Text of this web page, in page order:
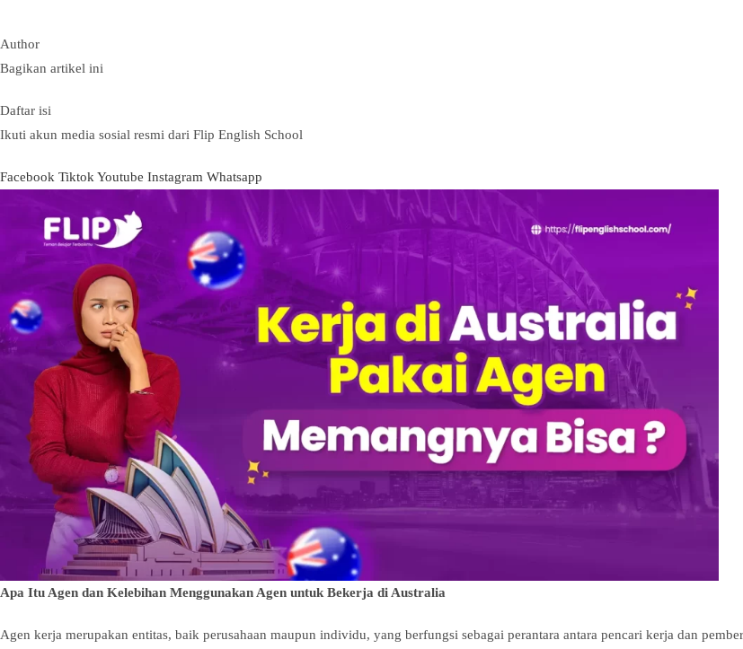
Author
Bagikan artikel ini
Daftar isi
Ikuti akun media sosial resmi dari Flip English School
Facebook Tiktok Youtube Instagram Whatsapp
Apa Itu Agen dan Kelebihan Menggunakan Agen untuk Bekerja di Australia
Agen kerja merupakan entitas, baik perusahaan maupun individu, yang berfungsi sebagai perantara antara pencari kerja dan